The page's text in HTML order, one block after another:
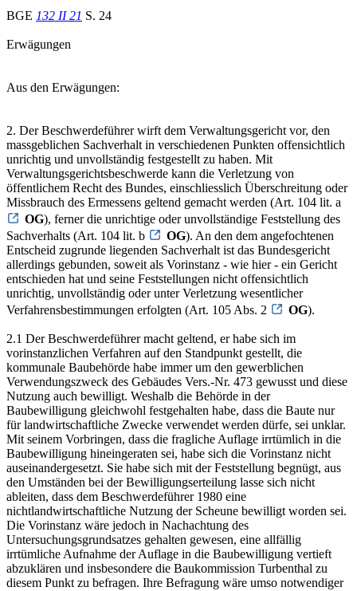
BGE 132 II 21 S. 24
Erwägungen
Aus den Erwägungen:
2. Der Beschwerdeführer wirft dem Verwaltungsgericht vor, den
massgeblichen Sachverhalt in verschiedenen Punkten offensichtlich
unrichtig und unvollständig festgestellt zu haben. Mit
Verwaltungsgerichtsbeschwerde kann die Verletzung von
öffentlichem Recht des Bundes, einschliesslich Überschreitung oder
Missbrauch des Ermessens geltend gemacht werden (Art. 104 lit. a
OG), ferner die unrichtige oder unvollständige Feststellung des
Sachverhalts (Art. 104 lit. b
OG). An den dem angefochtenen
Entscheid zugrunde liegenden Sachverhalt ist das Bundesgericht
allerdings gebunden, soweit als Vorinstanz - wie hier - ein Gericht
entschieden hat und seine Feststellungen nicht offensichtlich
unrichtig, unvollständig oder unter Verletzung wesentlicher
Verfahrensbestimmungen erfolgten (Art. 105 Abs. 2
OG).
2.1 Der Beschwerdeführer macht geltend, er habe sich im
vorinstanzlichen Verfahren auf den Standpunkt gestellt, die
kommunale Baubehörde habe immer um den gewerblichen
Verwendungszweck des Gebäudes Vers.-Nr. 473 gewusst und diese
Nutzung auch bewilligt. Weshalb die Behörde in der
Baubewilligung gleichwohl festgehalten habe, dass die Baute nur
für landwirtschaftliche Zwecke verwendet werden dürfe, sei unklar.
Mit seinem Vorbringen, dass die fragliche Auflage irrtümlich in die
Baubewilligung hineingeraten sei, habe sich die Vorinstanz nicht
auseinandergesetzt. Sie habe sich mit der Feststellung begnügt, aus
den Umständen bei der Bewilligungserteilung lasse sich nicht
ableiten, dass dem Beschwerdeführer 1980 eine
nichtlandwirtschaftliche Nutzung der Scheune bewilligt worden sei.
Die Vorinstanz wäre jedoch in Nachachtung des
Untersuchungsgrundsatzes gehalten gewesen, eine allfällig
irrtümliche Aufnahme der Auflage in die Baubewilligung vertieft
abzuklären und insbesondere die Baukommission Turbenthal zu
diesem Punkt zu befragen. Ihre Befragung wäre umso notwendiger